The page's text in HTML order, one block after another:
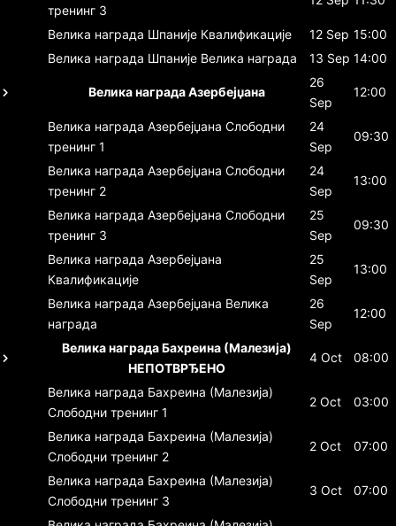
тренинг 3
Велика награда Шпаније Квалификације 12 Sep 15:00
Велика награда Шпаније Велика награда 13 Sep 14:00
Велика награда Азербејџана
26
Sep
12:00
Велика награда Азербејџана Слободни
тренинг 1
24
Sep
09:30
Велика награда Азербејџана Слободни
тренинг 2
24
Sep
13:00
Велика награда Азербејџана Слободни
тренинг 3
25
Sep
09:30
Велика награда Азербејџана
Квалификације
25
Sep
13:00
Велика награда Азербејџана Велика
награда
26
Sep
12:00
Велика награда Бахреина (Малезија)
НЕПОТВРЂЕНО
4 Oct 08:00
Велика награда Бахреина (Малезија)
Слободни тренинг 1
2 Oct 03:00
Велика награда Бахреина (Малезија)
Слободни тренинг 2
2 Oct 07:00
Велика награда Бахреина (Малезија)
Слободни тренинг 3
3 Oct 07:00